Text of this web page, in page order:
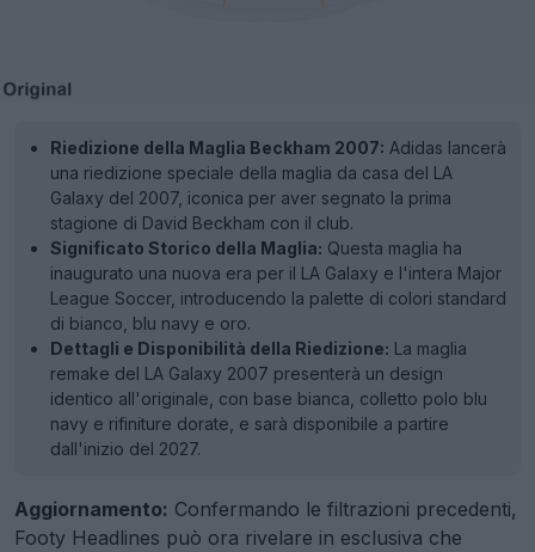
Riedizione della Maglia Beckham 2007: Adidas lancerà
una riedizione speciale della maglia da casa del LA
Galaxy del 2007, iconica per aver segnato la prima
stagione di David Beckham con il club.
Significato Storico della Maglia: Questa maglia ha
inaugurato una nuova era per il LA Galaxy e l'intera Major
League Soccer, introducendo la palette di colori standard
di bianco, blu navy e oro.
Dettagli e Disponibilità della Riedizione: La maglia
remake del LA Galaxy 2007 presenterà un design
identico all'originale, con base bianca, colletto polo blu
navy e rifiniture dorate, e sarà disponibile a partire
dall'inizio del 2027.
Aggiornamento: Confermando le filtrazioni precedenti,
Footy Headlines può ora rivelare in esclusiva che